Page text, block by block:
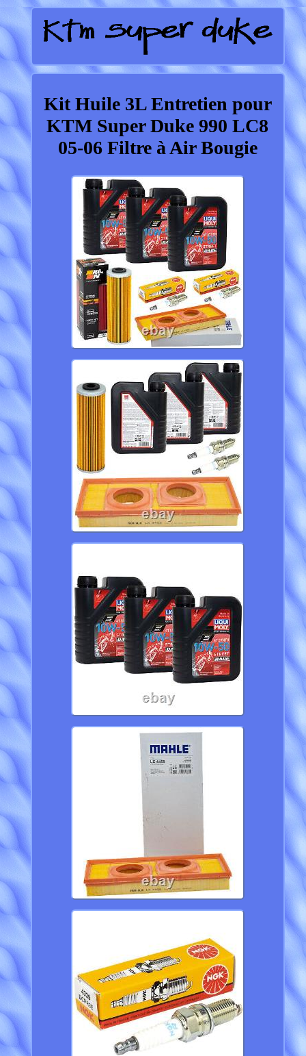
Kit Huile 3L Entretien pour
KTM Super Duke 990 LC8
05-06 Filtre à Air Bougie